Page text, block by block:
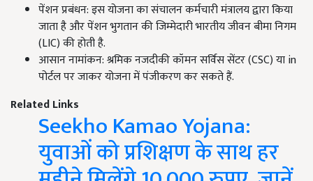
पेंशन प्रबंधन: इस योजना का संचालन कर्मचारी मंत्रालय द्वारा किया
जाता है और पेंशन भुगतान की जिम्मेदारी भारतीय जीवन बीमा निगम
(LIC) की होती है.
आसान नामांकन: श्रमिक नजदीकी कॉमन सर्विस सेंटर (CSC) या in
पोर्टल पर जाकर योजना में पंजीकरण कर सकते हैं.
Related Links
Seekho Kamao Yojana:
युवाओं को प्रशिक्षण के साथ हर